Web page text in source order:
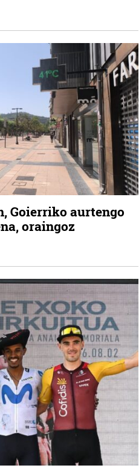
Goierriko aurtengo
oraingoz